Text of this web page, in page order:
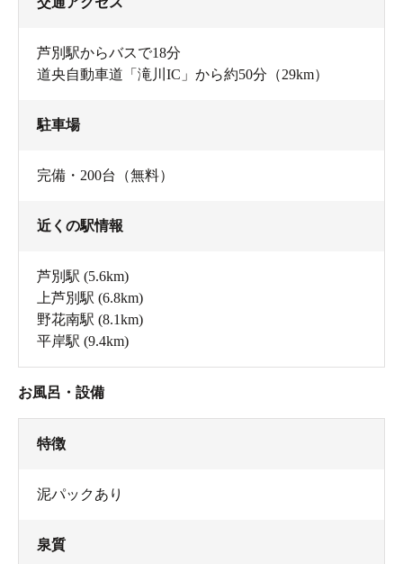
芦別駅からバスで18分
道央自動車道「滝川IC」から約50分（29km）
駐車場
完備・200台（無料）
近くの駅情報
芦別駅 (5.6km)
上芦別駅 (6.8km)
野花南駅 (8.1km)
平岸駅 (9.4km)
お風呂・設備
特徴
泥パックあり
泉質